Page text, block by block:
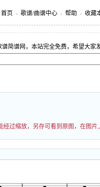
首页 - 歌谱/曲谱中心 - 帮助 - 收藏
谱简谱网，本站完全免费，希望大家
经过缩放，另存可看到原图，在图